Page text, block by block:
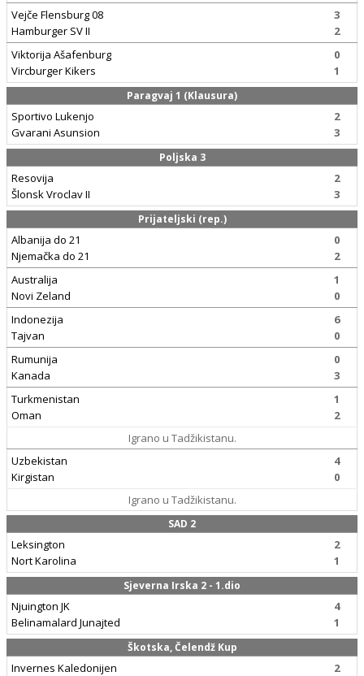
Vejče Flensburg 08
Hamburger SV II
3
2
Viktorija Ašafenburg
Vircburger Kikers
0
1
Paragvaj 1 (Klausura)
Sportivo Lukenjo
Gvarani Asunsion
2
3
Poljska 3
Resovija
Šlonsk Vroclav II
2
3
Prijateljski (rep.)
Albanija do 21
Njemačka do 21
0
2
Australija
Novi Zeland
1
0
Indonezija
Tajvan
6
0
Rumunija
Kanada
0
3
Turkmenistan
Oman
1
2
Igrano u Tadžikistanu.
Uzbekistan
Kirgistan
4
0
Igrano u Tadžikistanu.
SAD 2
Leksington
Nort Karolina
2
1
Sjeverna Irska 2 - 1.dio
Njuington JK
Belinamalard Junajted
4
1
Škotska, Čelendž Kup
Invernes Kaledonijen
2